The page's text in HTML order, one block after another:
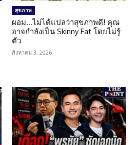
สุขภาพ
ผอม…ไม่ได้แปลว่าสุขภาพดี! คุณ
อาจกำลังเป็น Skinny Fat โดยไม่รู้
ตัว
สิงหาคม 3, 2026